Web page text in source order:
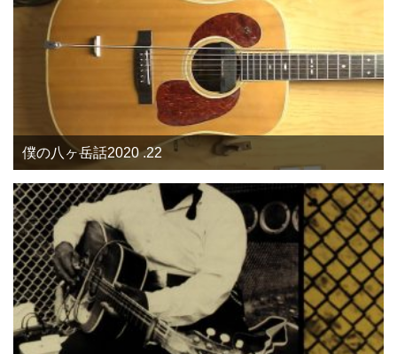
僕の八ヶ岳話2020 .22